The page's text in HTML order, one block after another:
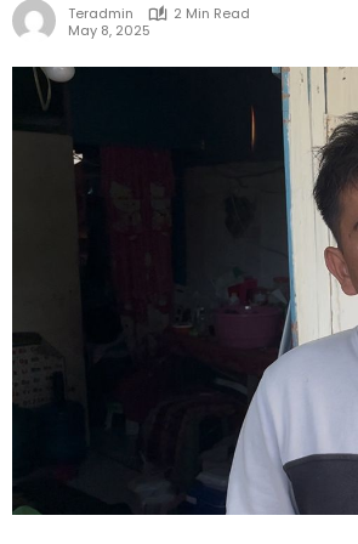
Teradmin
2 Min Read
May 8, 2025